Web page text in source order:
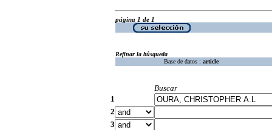
página 1 de 1
Refinar la búsqueda
Base de datos : article
Buscar
1
2
3